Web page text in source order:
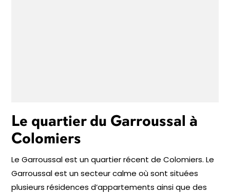
Le quartier du Garroussal à
Colomiers
Le Garroussal est un quartier récent de Colomiers. Le
Garroussal est un secteur calme où sont situées
plusieurs résidences d’appartements ainsi que des